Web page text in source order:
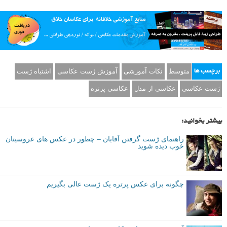
برچسب ها متوسط نکات آموزشی آموزش ژست عکاسی اشتباه ژست
ژست عکاسی عکاسی از مدل عکاسی پرتره
بیشتر بخوانید:
راهنمای ژست گرفتن آقایان – چطور در عکس های عروسیتان
خوب دیده شوید
چگونه برای عکس پرتره یک ژست عالی بگیریم